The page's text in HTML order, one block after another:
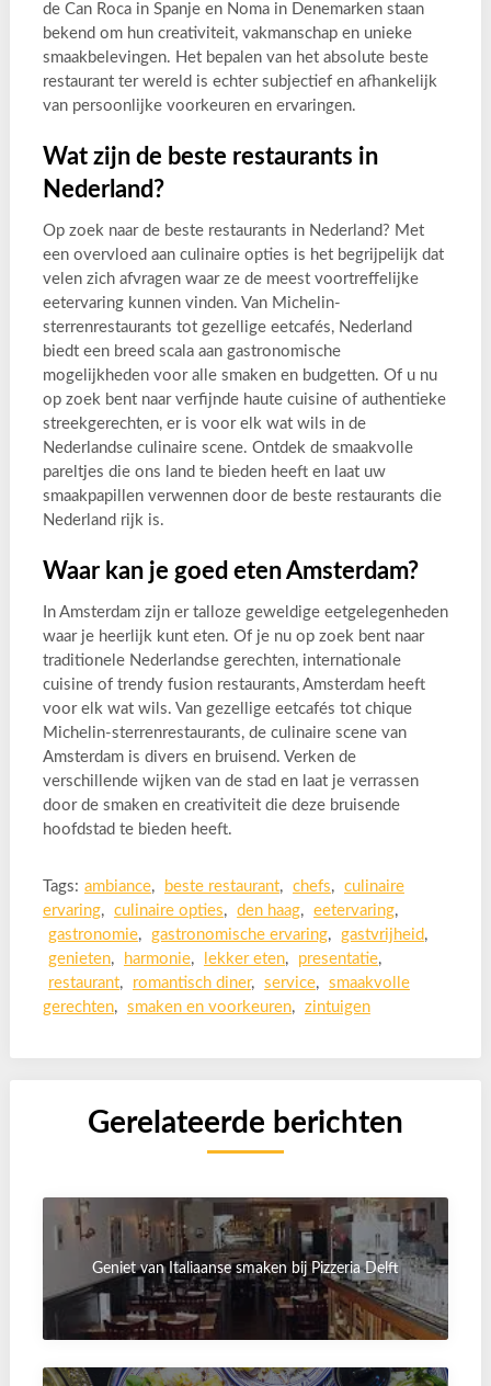
de Can Roca in Spanje en Noma in Denemarken staan
bekend om hun creativiteit, vakmanschap en unieke
smaakbelevingen. Het bepalen van het absolute beste
restaurant ter wereld is echter subjectief en afhankelijk
van persoonlijke voorkeuren en ervaringen.
Wat zijn de beste restaurants in
Nederland?
Op zoek naar de beste restaurants in Nederland? Met
een overvloed aan culinaire opties is het begrijpelijk dat
velen zich afvragen waar ze de meest voortreffelijke
eetervaring kunnen vinden. Van Michelin-
sterrenrestaurants tot gezellige eetcafés, Nederland
biedt een breed scala aan gastronomische
mogelijkheden voor alle smaken en budgetten. Of u nu
op zoek bent naar verfijnde haute cuisine of authentieke
streekgerechten, er is voor elk wat wils in de
Nederlandse culinaire scene. Ontdek de smaakvolle
pareltjes die ons land te bieden heeft en laat uw
smaakpapillen verwennen door de beste restaurants die
Nederland rijk is.
Waar kan je goed eten Amsterdam?
In Amsterdam zijn er talloze geweldige eetgelegenheden
waar je heerlijk kunt eten. Of je nu op zoek bent naar
traditionele Nederlandse gerechten, internationale
cuisine of trendy fusion restaurants, Amsterdam heeft
voor elk wat wils. Van gezellige eetcafés tot chique
Michelin-sterrenrestaurants, de culinaire scene van
Amsterdam is divers en bruisend. Verken de
verschillende wijken van de stad en laat je verrassen
door de smaken en creativiteit die deze bruisende
hoofdstad te bieden heeft.
Tags: ambiance, beste restaurant, chefs, culinaire
ervaring, culinaire opties, den haag, eetervaring,
gastronomie, gastronomische ervaring, gastvrijheid,
genieten, harmonie, lekker eten, presentatie,
restaurant, romantisch diner, service, smaakvolle
gerechten, smaken en voorkeuren, zintuigen
Gerelateerde berichten
Geniet van Italiaanse smaken bij Pizzeria Delft